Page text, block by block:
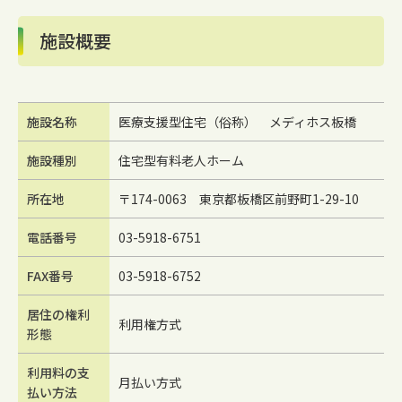
施設概要
施設名称 医療支援型住宅（俗称） メディホス板橋
施設種別 住宅型有料老人ホーム
所在地 〒174-0063 東京都板橋区前野町1-29-10
電話番号 03-5918-6751
FAX番号 03-5918-6752
居住の権利
形態
利用権方式
利用料の支
払い方法
月払い方式